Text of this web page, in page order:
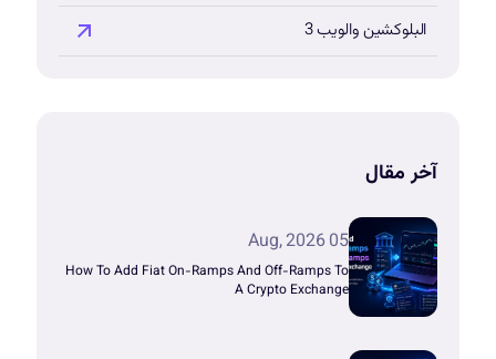
البلوكشين والويب 3
آخر مقال
05 Aug, 2026
How To Add Fiat On-Ramps And Off-Ramps To
A Crypto Exchange